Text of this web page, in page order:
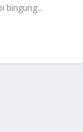
bingung...